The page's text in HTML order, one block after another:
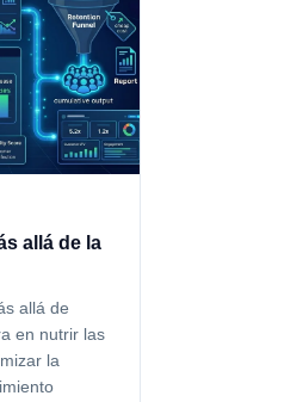
allá de la
allá de
en nutrir las
la